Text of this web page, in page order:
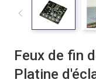
Feux de fin
Platine